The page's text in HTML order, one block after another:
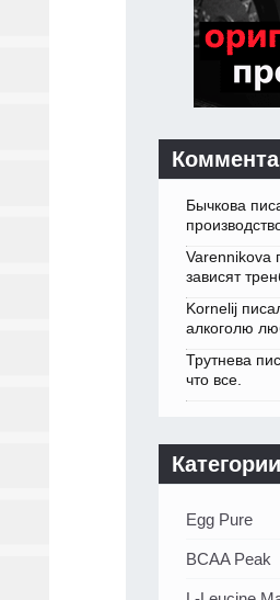
Бычкова
Varennikova
зависят
Kornelij
алкоголю
Трутнева
что все.
Категории
Egg Pure
BCAA Peak